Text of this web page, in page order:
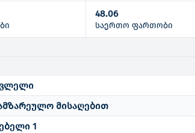
48.06
საერთო ფართობი
მისაღებით
1